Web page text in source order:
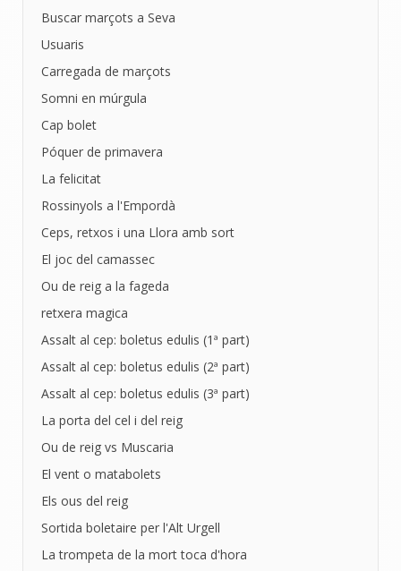
Buscar marçots a Seva
Usuaris
Carregada de marçots
Somni en múrgula
Cap bolet
Póquer de primavera
La felicitat
Rossinyols a l'Empordà
Ceps, retxos i una Llora amb sort
El joc del camassec
Ou de reig a la fageda
retxera magica
Assalt al cep: boletus edulis (1ª part)
Assalt al cep: boletus edulis (2ª part)
Assalt al cep: boletus edulis (3ª part)
La porta del cel i del reig
Ou de reig vs Muscaria
El vent o matabolets
Els ous del reig
Sortida boletaire per l'Alt Urgell
La trompeta de la mort toca d'hora